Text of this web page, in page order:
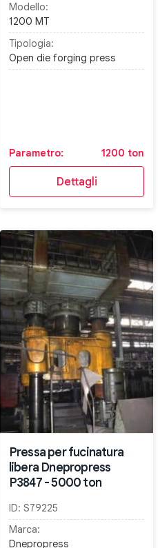
Modello:
1200 MT
Tipologia:
Open die forging press
Parametro: 1200 ton
Dettagli
Pressa per fucinatura
libera Dnepropress
P3847 - 5000 ton
ID: S79225
Marca:
Dnepropress